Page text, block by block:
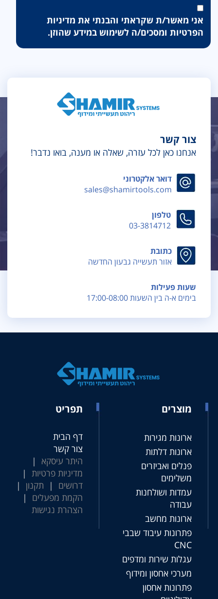
אני מאשר/ת שקראתי והבנתי את מדיניות
הפרטיות ומסכים/ה לשימוש במידע שהוזן.
צור קשר
אנחנו כאן לכל עזרה, שאלה או מענה, בואו נדבר!
דואר אלקטרוני
sales@shamirtools.com
טלפון
03-3814712
כתובת
אזור תעשייה גבעון החדשה
שעות פעילות
בימים א-ה בין השעות 17:00-08:00
תפריט
דף הבית
צור קשר
היתר עיסקא
|
מדיניות פרטיות |
דרושים
| תקנון
|
הקמת מפעלים
|
הצהרת נגישות
מוצרים
ארונות מגירות
ארונות דלתות
פנלים ואביזרים
משלימים
עמדות ושולחנות
עבודה
ארונות מחשב
פתרונות עיבוד שבבי
CNC
עגלות שירות ומדפים
מערכי אחסון ומידוף
פתרונות אחסון